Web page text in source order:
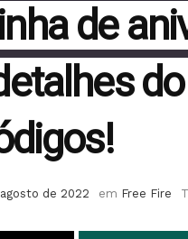
de
de 2022 em Free Fire